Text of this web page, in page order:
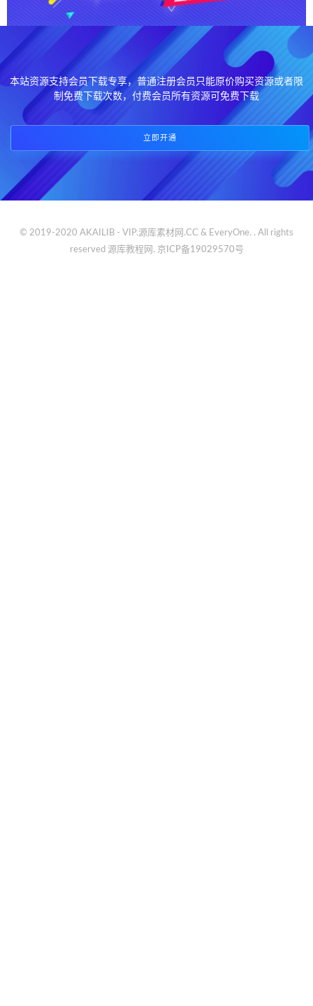
本站资源支持会员下载专享，普通注册会员只能原价购买资源或者限
制免费下载次数，付费会员所有资源可免费下载
立即开通
© 2019-2020 AKAILIB - VIP.源库素材网.CC & EveryOne. . All rights
reserved 源库教程网. 京ICP备19029570号